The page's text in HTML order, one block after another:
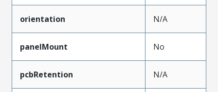
orientation N/A
panelMount No
pcbRetention N/A